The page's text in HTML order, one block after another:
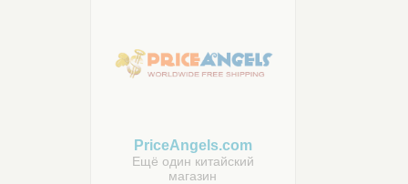
PriceAngels.com
Ещё один китайский
магазин